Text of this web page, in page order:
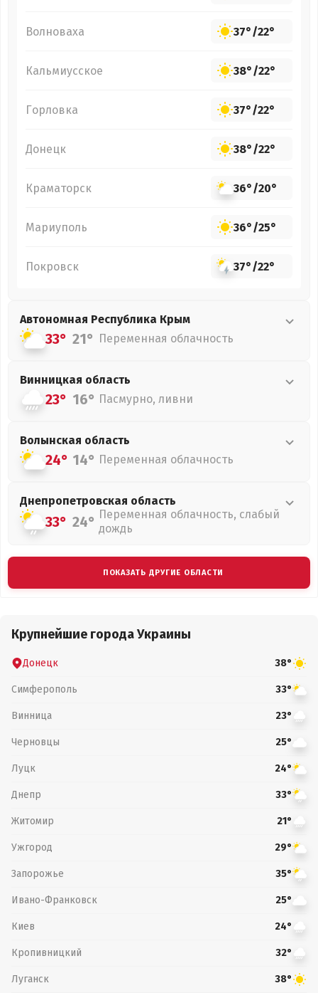
Волноваха 37°/22°
Кальмиусское 38°/22°
Горловка 37°/22°
Донецк 38°/22°
Краматорск 36°/20°
Мариуполь 36°/25°
Покровск 37°/22°
Автономная Республика Крым
33° 21° Переменная облачность
Винницкая область
23° 16° Пасмурно, ливни
Волынская область
24° 14° Переменная облачность
Днепропетровская область
33° 24° Переменная облачность, слабый
дождь
ПОКАЗАТЬ ДРУГИЕ ОБЛАСТИ
Крупнейшие города Украины
Донецк 38°
Симферополь 33°
Винница 23°
Черновцы 25°
Луцк 24°
Днепр 33°
Житомир 21°
Ужгород 29°
Запорожье 35°
Ивано-Франковск 25°
Киев 24°
Кропивницкий 32°
Луганск 38°